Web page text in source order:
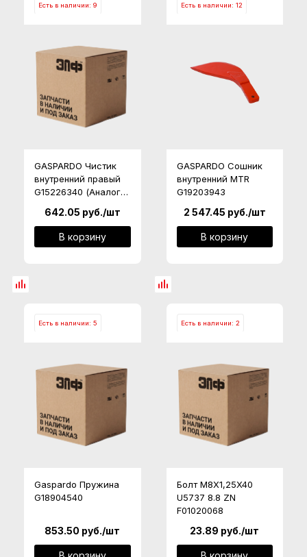
Есть в наличии: 9
GASPARDO Чистик
внутренний правый
G15226340 (Аналог,
642.05 руб./шт
В корзину
Есть в наличии: 12
GASPARDO Сошник
внутренний MTR
G19203943
2 547.45 руб./шт
В корзину
Есть в наличии: 5
Gaspardo Пружина
G18904540
853.50 руб./шт
Есть в наличии: 2
Болт M8X1,25X40
U5737 8.8 ZN
F01020068
23.89 руб./шт